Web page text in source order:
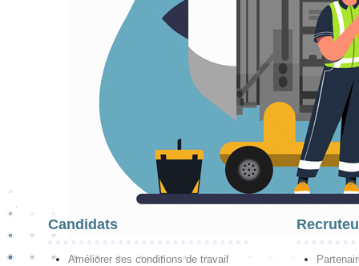
Candidats
Améliorer ses conditions de travail